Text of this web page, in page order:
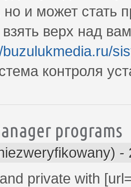
и может стать
взять верх над
buzulukmedia.ru/
контроля
programs
-
private with